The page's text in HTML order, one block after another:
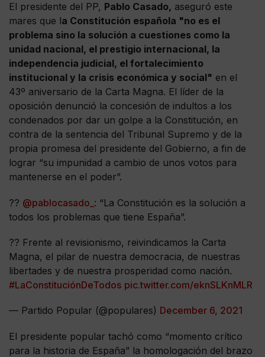
El presidente del PP, Pablo Casado, aseguró este
mares que la Constitución española "no es el
problema sino la solución a cuestiones como la
unidad nacional, el prestigio internacional, la
independencia judicial, el fortalecimiento
institucional y la crisis económica y social" en el
43º aniversario de la Carta Magna. El líder de la
oposición denunció la concesión de indultos a los
condenados por dar un golpe a la Constitución, en
contra de la sentencia del Tribunal Supremo y de la
propia promesa del presidente del Gobierno, a fin de
lograr “su impunidad a cambio de unos votos para
mantenerse en el poder”.
?? @pablocasado_ : “La Constitución es la solución a
todos los problemas que tiene España”.
?? Frente al revisionismo, reivindicamos la Carta
Magna, el pilar de nuestra democracia, de nuestras
libertades y de nuestra prosperidad como nación.
#LaConstituciónDeTodos pic.twitter.com/eknSLKnMLR
— Partido Popular (@populares) December 6, 2021
El presidente popular tachó como “momento crítico
para la historia de España” la homologación del brazo